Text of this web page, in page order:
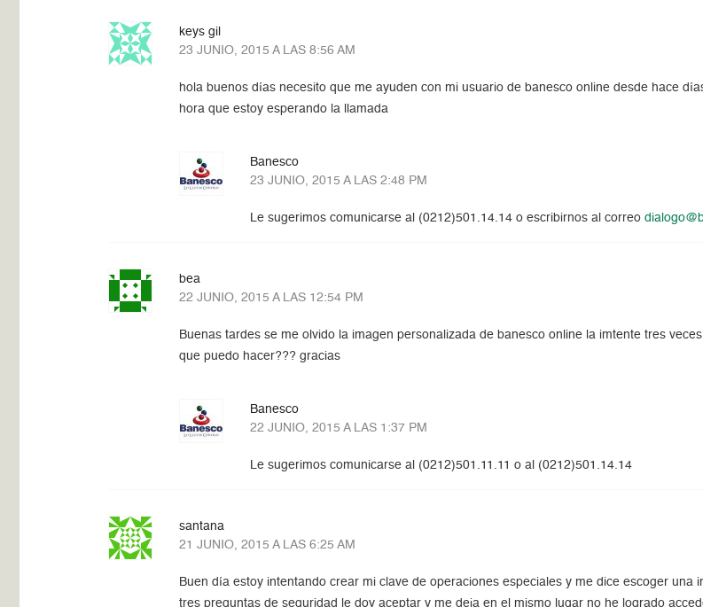
keys gil
23 JUNIO, 2015 A LAS 8:56 AM
hola buenos días necesito que me ayuden con mi usuario de banesco online desde hace
hora que estoy esperando la llamada
Banesco
23 JUNIO, 2015 A LAS 2:48 PM
Le sugerimos comunicarse al (0212)501.14.14 o escribirnos al correo
bea
22 JUNIO, 2015 A LAS 12:54 PM
Buenas tardes se me olvido la imagen personalizada de banesco online la imtente tres
que puedo hacer??? gracias
Banesco
22 JUNIO, 2015 A LAS 1:37 PM
Le sugerimos comunicarse al (0212)501.11.11 o al (0212)501.14.14
santana
21 JUNIO, 2015 A LAS 6:25 AM
Buen día estoy intentando crear mi clave de operaciones especiales y me dice escoger
tres preguntas de seguridad le doy aceptar y me deja en el mismo lugar no he logrado